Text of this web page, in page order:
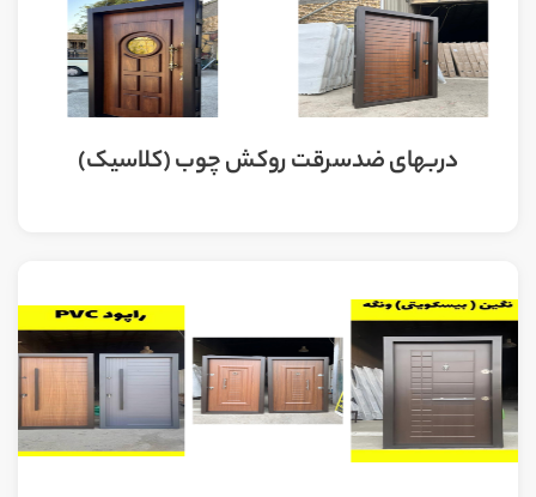
دربهای ضدسرقت روکش چوب (کلاسیک)